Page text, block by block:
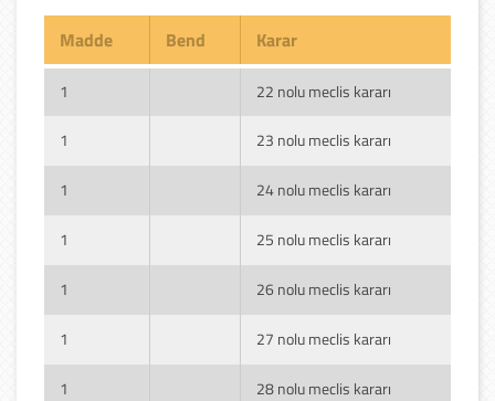
Madde Bend Karar
1 22 nolu meclis kararı
1 23 nolu meclis kararı
1 24 nolu meclis kararı
1 25 nolu meclis kararı
1 26 nolu meclis kararı
1 27 nolu meclis kararı
1 28 nolu meclis kararı